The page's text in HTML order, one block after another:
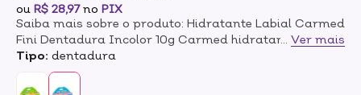
ou R$ 28,97no PIX
Saiba mais sobre o produto: Hidratante Labial Carmed
Fini Dentadura Incolor 10g Carmed hidratante labial
cheirinho fini dentadura de uso diário, com alto poder
de hidratação, protege contra o ressecamento,
deixando os lábios macios e saudáveis. Modo de
Ver mais
Tipo: dentadura